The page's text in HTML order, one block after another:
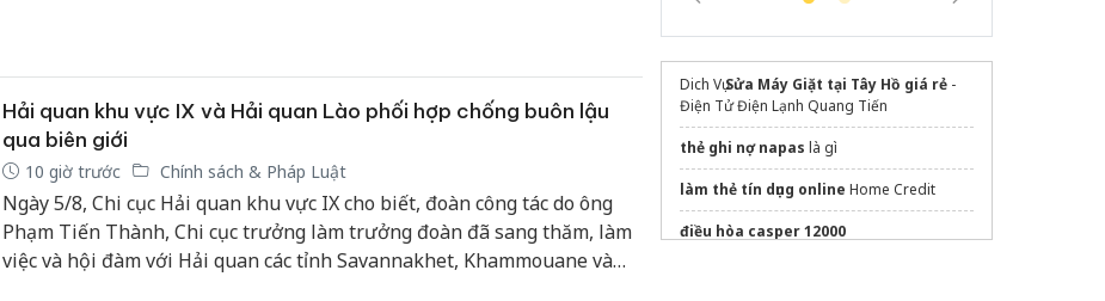
kinh doanh minh bạch và bảo vệ quyền lợi người tiêu dùng.
Hải quan khu vực IX và Hải quan Lào phối hợp chống buôn lậu
qua biên giới
10 giờ trước Chính sách & Pháp Luật
Ngày 5/8, Chi cục Hải quan khu vực IX cho biết, đoàn công tác do ông
Phạm Tiến Thành, Chi cục trưởng làm trưởng đoàn đã sang thăm, làm
việc và hội đàm với Hải quan các tỉnh Savannakhet, Khammouane và
Dich VụSửa Máy Giặt tại Tây Hồ giá rẻ -
Điện Tử Điện Lạnh Quang Tiến
thẻ ghi nợ napas là gì
làm thẻ tín dụng online Home Credit
điều hòa casper 12000